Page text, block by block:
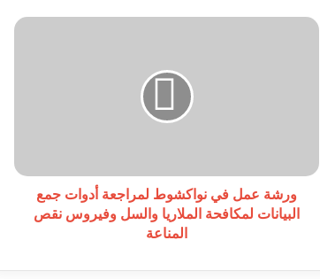
ورشة
لمكافحة
الملاريا
والسل
ورشة عمل في نواكشوط لمراجعة أدوات جمع
البيانات لمكافحة الملاريا والسل وفيروس نقص
المناعة